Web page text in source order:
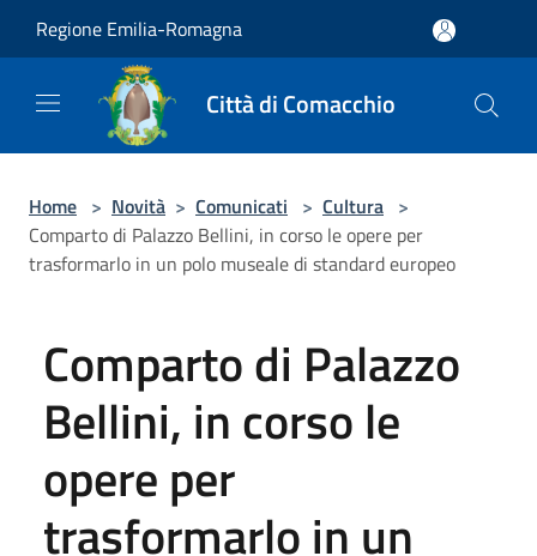
Regione Emilia-Romagna
Città di Comacchio
Home > Novità > Comunicati > Cultura >
Comparto di Palazzo Bellini, in corso le opere per
trasformarlo in un polo museale di standard europeo
Comparto di Palazzo
Bellini, in corso le
opere per
trasformarlo in un